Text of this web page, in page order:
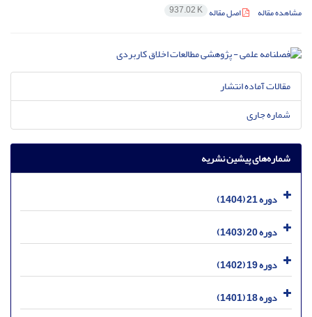
مشاهده مقاله اصل مقاله 937.02 K
مقالات آماده انتشار
شماره جاری
شماره‌های پیشین نشریه
دوره 21 (1404)
دوره 20 (1403)
دوره 19 (1402)
دوره 18 (1401)